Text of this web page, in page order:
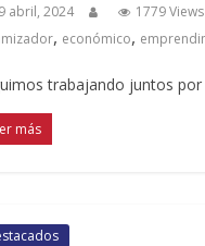
abril, 2024 1779 Views
, económico,
trabajando juntos
más